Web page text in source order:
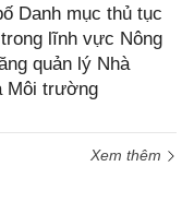
Danh mục thủ tục
lĩnh vực Nông
quản lý Nhà
Môi trường
Xem thêm